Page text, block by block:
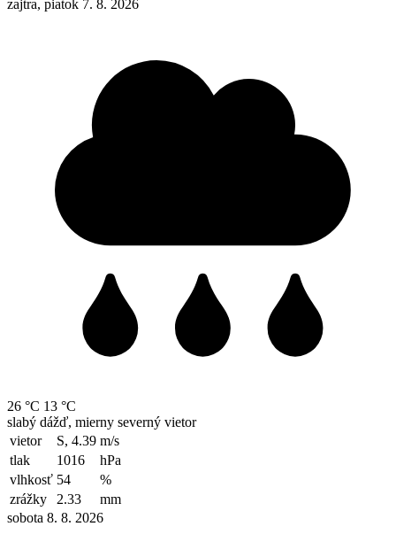
zajtra, piatok 7. 8. 2026
26 °C 13 °C
slabý dážď, mierny severný vietor
vietor
S, 4.39 m/s
tlak
1016
hPa
vlhkosť 54
%
zrážky
2.33
mm
sobota 8. 8. 2026